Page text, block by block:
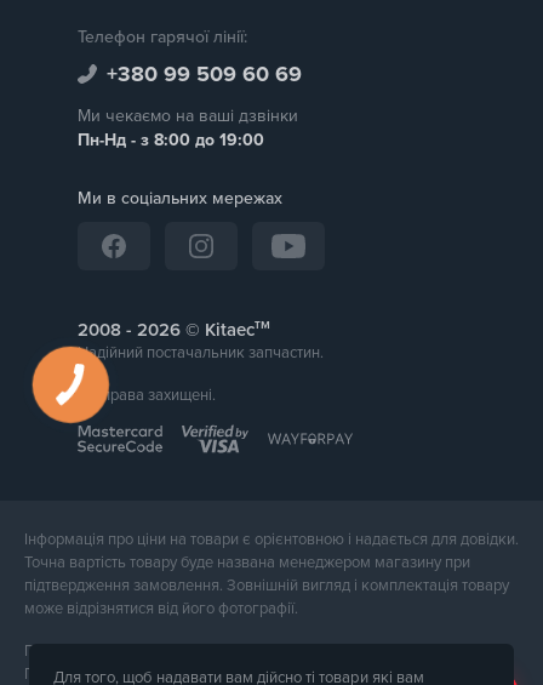
Телефон гарячої лінії:
+380 99 509 60 69
Ми чекаємо на ваші дзвінки
Пн-Нд - з 8:00 до 19:00
Ми в соціальних мережах
2008 - © Kitaecтм
Надійний постачальник запчастин.
Всі права захищені.
Інформація про ціни на товари є орієнтовною і надається для довідки.
Точна вартість товару буде названа менеджером магазину при
підтвердження замовлення. Зовнішній вигляд і комплектація товару
може відрізнятися від його фотографії.
Послуги надає ФОП Тюпа Петро Павлович, ІПН 2770105454.
Політика конфіденційності доступна запосиланням. Публічна оферта
Для того, щоб надавати вам дійсно ті товари які вам